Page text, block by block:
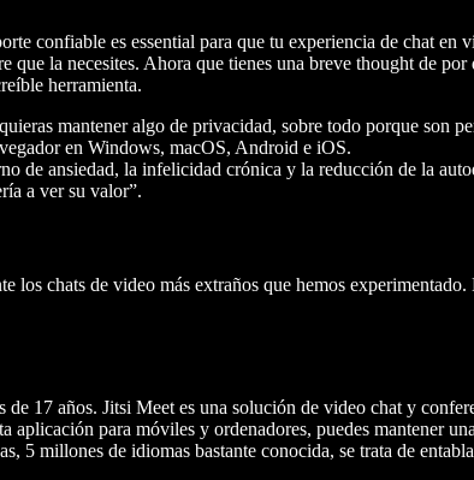
confiable es essential para que tu experiencia de chat en
la necesites. Ahora que tienes una breve thought de
herramienta.
mantener algo de privacidad, sobre todo porque son
en Windows, macOS, Android e iOS.
de ansiedad, la infelicidad crónica y la reducción de la
a ver su valor”.
los chats de video más extraños que hemos
17 años. Jitsi Meet es una solución de video chat y
para móviles y ordenadores, puedes mantener
5 millones de idiomas bastante conocida, se trata de